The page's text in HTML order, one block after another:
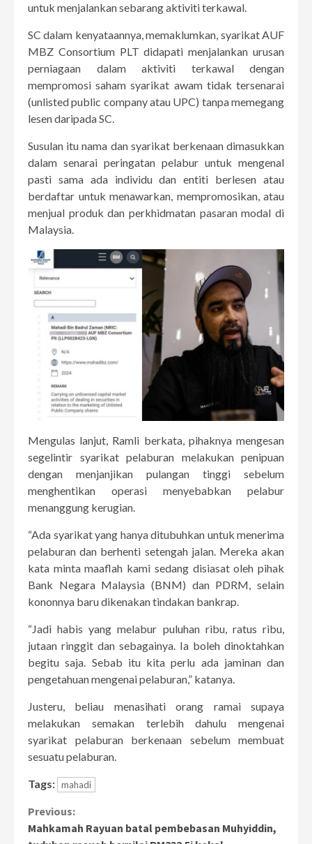
untuk menjalankan sebarang aktiviti terkawal.
SC dalam kenyataannya, memaklumkan, syarikat AUF
MBZ Consortium PLT didapati menjalankan urusan
perniagaan dalam aktiviti terkawal dengan
mempromosi saham syarikat awam tidak tersenarai
(unlisted public company atau UPC) tanpa memegang
lesen daripada SC.
Susulan itu nama dan syarikat berkenaan dimasukkan
dalam senarai peringatan pelabur untuk mengenal
pasti sama ada individu dan entiti berlesen atau
berdaftar untuk menawarkan, mempromosikan, atau
menjual produk dan perkhidmatan pasaran modal di
Malaysia.
Mengulas lanjut, Ramli berkata, pihaknya mengesan
segelintir syarikat pelaburan melakukan penipuan
dengan menjanjikan pulangan tinggi sebelum
menghentikan operasi menyebabkan pelabur
menanggung kerugian.
“Ada syarikat yang hanya ditubuhkan untuk menerima
pelaburan dan berhenti setengah jalan. Mereka akan
kata minta maaflah kami sedang disiasat oleh pihak
Bank Negara Malaysia (BNM) dan PDRM, selain
kononnya baru dikenakan tindakan bankrap.
“Jadi habis yang melabur puluhan ribu, ratus ribu,
jutaan ringgit dan sebagainya. Ia boleh dinoktahkan
begitu saja. Sebab itu kita perlu ada jaminan dan
pengetahuan mengenai pelaburan,” katanya.
Justeru, beliau menasihati orang ramai supaya
melakukan semakan terlebih dahulu mengenai
syarikat pelaburan berkenaan sebelum membuat
sesuatu pelaburan.
Tags: mahadi
Continue
Previous:
Mahkamah Rayuan batal pembebasan Muhyiddin,